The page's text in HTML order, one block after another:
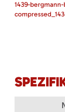
1439-